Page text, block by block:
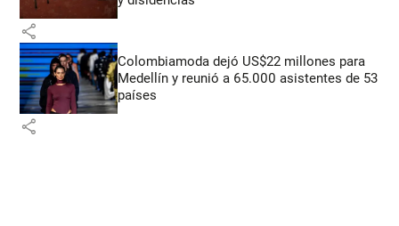
share
Colombiamoda dejó US$22 millones para
Medellín y reunió a 65.000 asistentes de 53
países
share